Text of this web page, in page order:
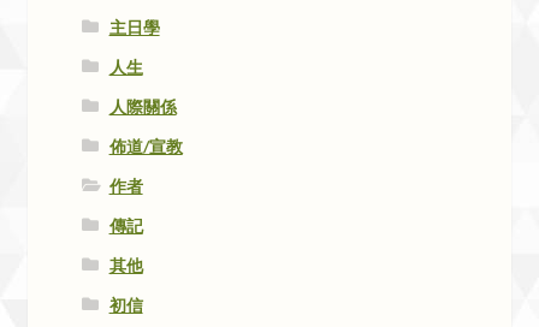
主日學
人生
人際關係
佈道/宣教
作者
傳記
其他
初信